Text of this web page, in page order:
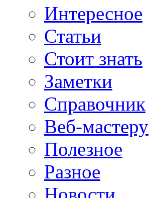
Интересное
Статьи
Стоит знать
Заметки
Справочник
Веб-мастеру
Полезное
Разное